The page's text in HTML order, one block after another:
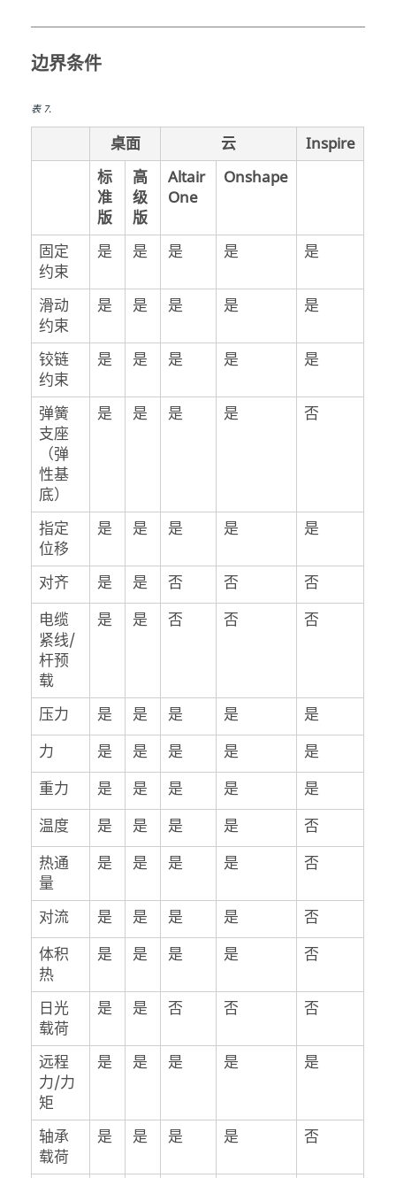
边界条件
表7.
桌面 云
Inspire
标
准
版
高
级
版
Altair
One
Onshape
固定
约束
是 是 是 是 是
滑动
约束
是 是 是 是 是
铰链
约束
是 是 是 是 是
弹簧
支座
（弹
性基
底）
是 是 是 是 否
指定
位移
是 是 是 是 是
对齐 是 是 否 否
否
电缆
紧线/
杆预
载
是 是 否 否 否
压力 是 是 是 是
是
力
是 是 是 是
是
重力
是 是 是 是
是
温度
是 是 是 是
否
热通
量
是 是 是 是 否
对流 是 是 是 是
否
体积
热
是 是 是 是 否
日光
载荷
是 是 否 否 否
远程
力/力
矩
是 是 是 是 是
轴承
载荷
是 是 是 是 否